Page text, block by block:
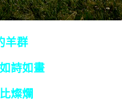
羊群
詩如畫
燦爛